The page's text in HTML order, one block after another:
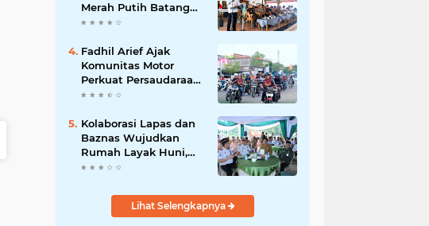
Merah Putih Batang
Hari, Iknak Nahkodai
Fadhil Arief Ajak
Komunitas Motor
Perkuat Persaudaraan
dan Budaya Tertib
Kolaborasi Lapas dan
Baznas Wujudkan
Rumah Layak Huni,
Fadhil Arief: Bukti
Untuk Rakyat
Lihat Selengkapnya